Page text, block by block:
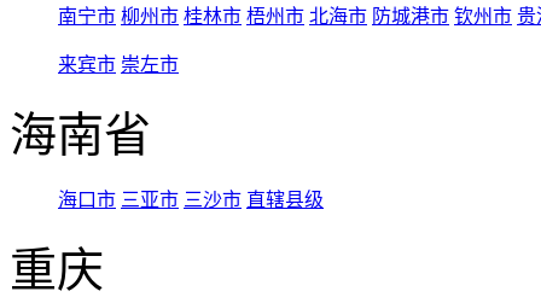
南宁市 柳州市 桂林市 梧州市 北海市 防城港市 钦州市 贵
来宾市 崇左市
海南省
海口市 三亚市 三沙市 直辖县级
重庆